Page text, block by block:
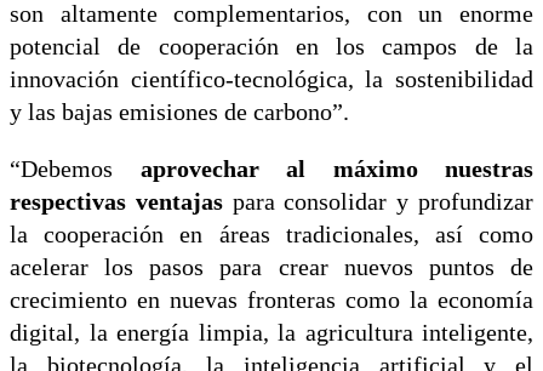
son altamente complementarios, con un enorme
potencial de cooperación en los campos de la
innovación científico-tecnológica, la sostenibilidad
y las bajas emisiones de carbono”.
“Debemos aprovechar al máximo nuestras
respectivas ventajaspara consolidar y profundizar
la cooperación en áreas tradicionales, así como
acelerar los pasos para crear nuevos puntos de
crecimiento en nuevas fronteras como la economía
digital, la energía limpia, la agricultura inteligente,
la biotecnología, la inteligencia artificial y el